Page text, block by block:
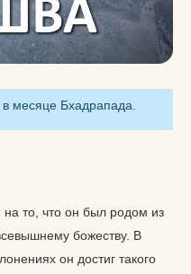
месяце Бхадрапада.
то, что он был родом из
божеству. В
он достиг такого